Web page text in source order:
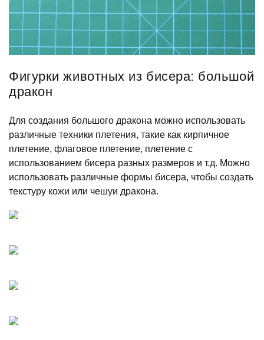
Фигурки животных из бисера: большой
дракон
Для создания большого дракона можно использовать
различные техники плетения, такие как кирпичное
плетение, флаговое плетение, плетение с
использованием бисера разных размеров и т.д. Можно
использовать различные формы бисера, чтобы создать
текстуру кожи или чешуи дракона.